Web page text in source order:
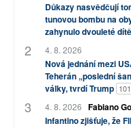
Důkazy nasvědčují
tunovou bombu na
zahynulo dvouleté
4. 8. 2026
Nová jednání mezi
Teherán „poslední
války, tvrdí Trump
4. 8. 2026 Fabiano
Infantino zjišťuje, že